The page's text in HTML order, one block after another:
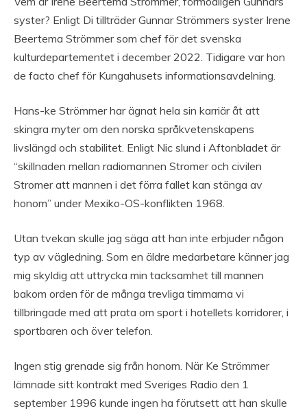
syster? Enligt Di tillträder Gunnar Strömmers syster Irene
Beertema Strömmer som chef för det svenska
kulturdepartementet i december 2022. Tidigare var hon
de facto chef för Kungahusets informationsavdelning.
Hans-ke Strömmer har ägnat hela sin karriär åt att
skingra myter om den norska språkvetenskapens
livslängd och stabilitet. Enligt Nic slund i Aftonbladet är
“skillnaden mellan radiomannen Stromer och civilen
Stromer att mannen i det förra fallet kan stänga av
honom” under Mexiko-OS-konflikten 1968.
Utan tvekan skulle jag säga att han inte erbjuder någon
typ av vägledning. Som en äldre medarbetare känner jag
mig skyldig att uttrycka min tacksamhet till mannen
bakom orden för de många trevliga timmarna vi
tillbringade med att prata om sport i hotellets korridorer, i
sportbaren och över telefon.
Ingen stig grenade sig från honom. När Ke Strömmer
lämnade sitt kontrakt med Sveriges Radio den 1
september 1996 kunde ingen ha förutsett att han skulle